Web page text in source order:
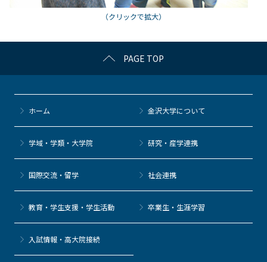
（クリックで拡大）
PAGE TOP
ホーム 金沢大学について
学域・学類・大学院 研究・産学連携
国際交流・留学 社会連携
教育・学生支援・学生活動 卒業生・生涯学習
⼊試情報・高大院接続